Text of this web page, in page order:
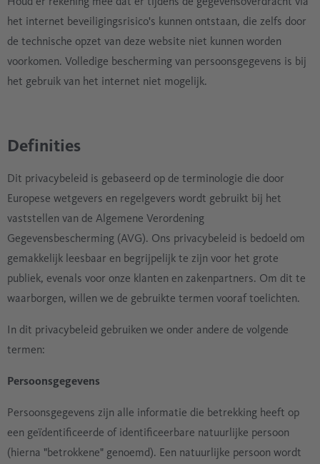
het internet beveiligingsrisico's kunnen ontstaan, die zelfs door
de technische opzet van deze website niet kunnen worden
voorkomen. Volledige bescherming van persoonsgegevens is bij
het gebruik van het internet niet mogelijk.
Definities
Dit privacybeleid is gebaseerd op de terminologie die door
Europese wetgevers en regelgevers wordt gebruikt bij het
vaststellen van de Algemene Verordening
Gegevensbescherming (AVG). Ons privacybeleid is bedoeld om
gemakkelijk leesbaar en begrijpelijk te zijn voor het grote
publiek, evenals voor onze klanten en zakenpartners. Om dit te
waarborgen, willen we de gebruikte termen vooraf toelichten.
In dit privacybeleid gebruiken we onder andere de volgende
termen:
Persoonsgegevens
Persoonsgegevens zijn alle informatie die betrekking heeft op
een geïdentificeerde of identificeerbare natuurlijke persoon
(hierna "betrokkene" genoemd). Een natuurlijke persoon wordt